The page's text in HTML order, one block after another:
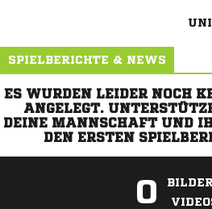
SPIELBERICHTE & NEWS
ES WURDEN LEIDER NOCH
ANGELEGT.
DEINE MANNSCHAFT UND
DEN ERSTEN
0